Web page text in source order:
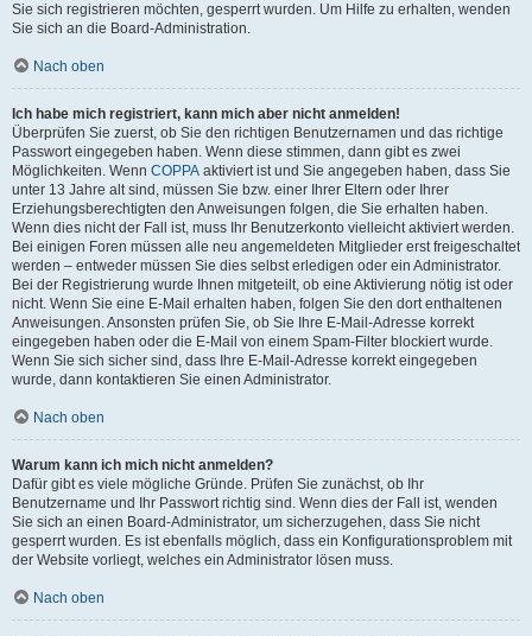
Sie sich registrieren möchten, gesperrt wurden. Um Hilfe zu erhalten, wenden
Sie sich an die Board-Administration.
Nach oben
Ich habe mich registriert, kann mich aber nicht anmelden!
Überprüfen Sie zuerst, ob Sie den richtigen Benutzernamen und das richtige
Passwort eingegeben haben. Wenn diese stimmen, dann gibt es zwei
Möglichkeiten. Wenn COPPA aktiviert ist und Sie angegeben haben, dass Sie
unter 13 Jahre alt sind, müssen Sie bzw. einer Ihrer Eltern oder Ihrer
Erziehungsberechtigten den Anweisungen folgen, die Sie erhalten haben.
Wenn dies nicht der Fall ist, muss Ihr Benutzerkonto vielleicht aktiviert werden.
Bei einigen Foren müssen alle neu angemeldeten Mitglieder erst freigeschaltet
werden – entweder müssen Sie dies selbst erledigen oder ein Administrator.
Bei der Registrierung wurde Ihnen mitgeteilt, ob eine Aktivierung nötig ist oder
nicht. Wenn Sie eine E-Mail erhalten haben, folgen Sie den dort enthaltenen
Anweisungen. Ansonsten prüfen Sie, ob Sie Ihre E-Mail-Adresse korrekt
eingegeben haben oder die E-Mail von einem Spam-Filter blockiert wurde.
Wenn Sie sich sicher sind, dass Ihre E-Mail-Adresse korrekt eingegeben
wurde, dann kontaktieren Sie einen Administrator.
Nach oben
Warum kann ich mich nicht anmelden?
Dafür gibt es viele mögliche Gründe. Prüfen Sie zunächst, ob Ihr
Benutzername und Ihr Passwort richtig sind. Wenn dies der Fall ist, wenden
Sie sich an einen Board-Administrator, um sicherzugehen, dass Sie nicht
gesperrt wurden. Es ist ebenfalls möglich, dass ein Konfigurationsproblem mit
der Website vorliegt, welches ein Administrator lösen muss.
Nach oben